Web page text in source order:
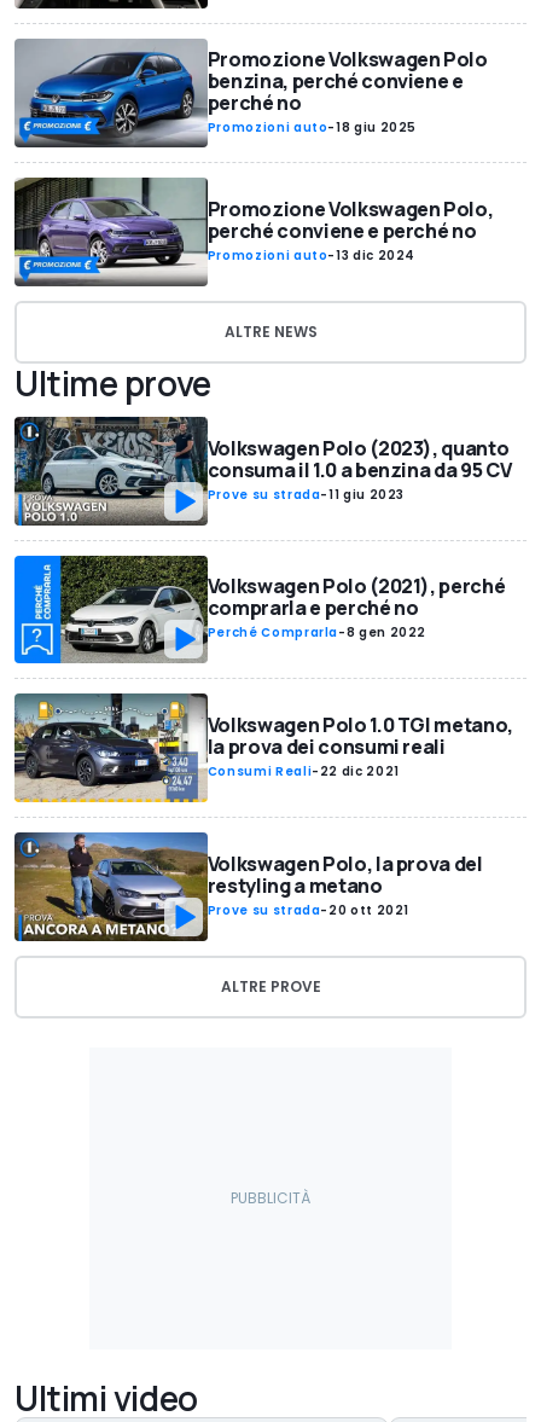
Promozione Volkswagen Polo
benzina, perché conviene e
perché no
Promozioni auto-18 giu 2025
Promozione Volkswagen Polo,
perché conviene e perché no
Promozioni auto-13 dic 2024
ALTRE NEWS
Ultime prove
Volkswagen Polo (2023), quanto
consuma il 1.0 a benzina da 95 CV
Prove su strada-11 giu 2023
Volkswagen Polo (2021), perché
comprarla e perché no
Perché Comprarla-8 gen 2022
Volkswagen Polo 1.0 TGI metano,
la prova dei consumi reali
Consumi Reali- 22 dic 2021
Volkswagen Polo, la prova del
restyling a metano
Prove su strada- 20 ott 2021
ALTRE PROVE
Ultimi video